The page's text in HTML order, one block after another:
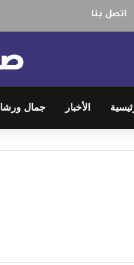
اتصل بنا
الأخبار جمال